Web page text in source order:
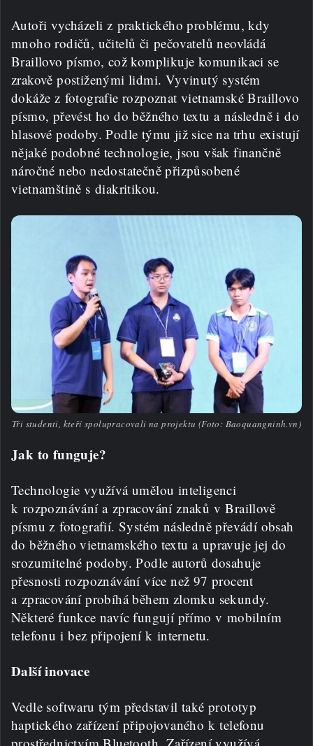
Autoři vycházeli z praktického problému, kdy
mnoho rodičů, učitelů či pečovatelů neovládá
Braillovo písmo, což komplikuje komunikaci se
zrakově postiženými lidmi. Vyvinutý systém
dokáže z fotografie rozpoznat vietnamské Braillovo
písmo, převést ho do běžného textu a následně i do
hlasové podoby. Podle týmu již sice na trhu existují
nějaké podobné technologie, jsou však finančně
náročné nebo nedostatečně přizpůsobené
vietnamštině s diakritikou.
Tři studenti, kteří spolupracovali na projektu (Foto: Baoquangninh.vn)
Jak to funguje?
Technologie využívá umělou inteligenci
k rozpoznávání a zpracování znaků v Braillově
písmu z fotografií. Systém následně převádí obsah
do běžného vietnamského textu a upravuje jej do
srozumitelné podoby. Podle autorů dosahuje
přesnosti rozpoznávání více než 97 procent
a zpracování probíhá během zlomku sekundy.
Některé funkce navíc fungují přímo v mobilním
telefonu i bez připojení k internetu.
Další inovace
Vedle softwaru tým představil také prototyp
haptického zařízení připojovaného k telefonu